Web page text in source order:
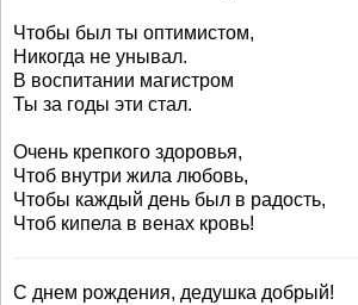
Чтобы был ты оптимистом,
Никогда не унывал.
В воспитании магистром
Ты за годы эти стал.
Очень крепкого здоровья,
Чтоб внутри жила любовь,
Чтобы каждый день был в радость,
Чтоб кипела в венах кровь!
С днем рождения, дедушка добрый!